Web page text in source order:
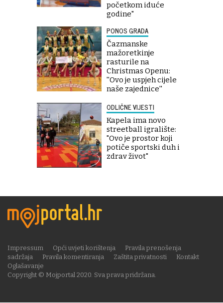
početkom iduće
godine"
PONOS GRADA
Čazmanske
mažoretkinje
rasturile na
Christmas Openu:
''Ovo je uspjeh cijele
naše zajednice''
ODLIČNE VIJESTI
Kapela ima novo
streetball igralište:
"Ovo je prostor koji
potiče sportski duh i
zdrav život"
Copyright © Mojportal 2020. Sva prava pridržana.
Impressum Opći uvjeti korištenja
Pravila prenošenja
sadržaja
Pravila komentiranja Zaštita privatnosti
Kontakt
Oglašavanje